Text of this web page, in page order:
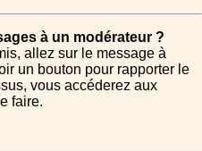
à un modérateur ?
allez sur le message à
un bouton pour rapporter le
vous accéderez aux
faire.